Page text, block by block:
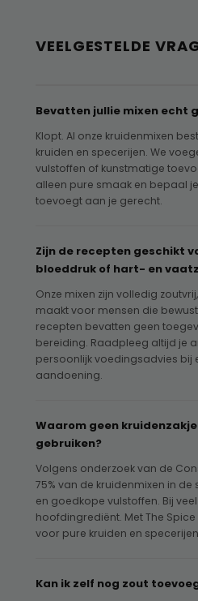
VEELGESTELDE
Bevatten jullie mixen echt
Klopt. Al onze kruidenmixen
kruiden en specerijen. We
vulstoffen of kunstmatige
alleen pure smaak en bepaal
toevoegt aan je gerecht.
Zijn de recepten geschikt
bloeddruk of hart- en
Onze mixen zijn volledig
maakt voor mensen die
recepten bevatten geen
bereiding. Raadpleeg altijd je
persoonlijk voedingsadvies bij
aandoening.
Waarom geen
gebruiken?
Volgens onderzoek van de
75% van de kruidenmixen in
en goedkope vulstoffen. Bij
hoofdingrediënt. Met The
voor pure kruiden en
Kan ik zelf nog zout